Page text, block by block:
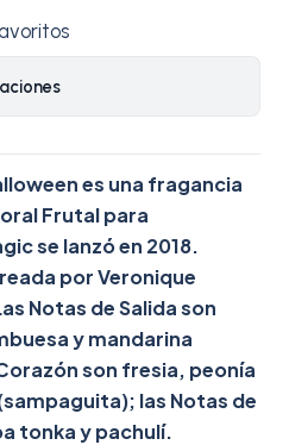
es una fragancia
Frutal para
se lanzó en 2018.
por Veronique
Notas de Salida son
y mandarina
son fresia, peonía
las Notas de
tonka y pachulí.